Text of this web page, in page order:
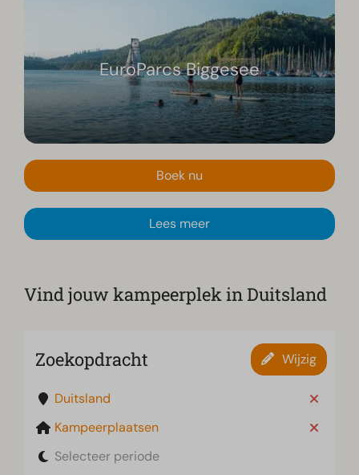
EuroParcs Biggesee
Boek nu
Lees meer
Vind jouw kampeerplek in Duitsland
Zoekopdracht Wijzig
Duitsland
Kampeerplaatsen
Selecteer periode